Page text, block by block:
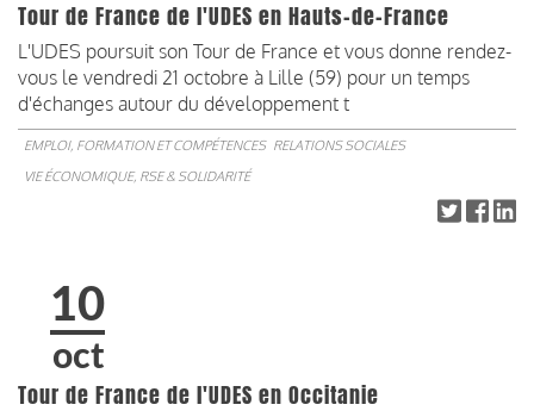
Tour de France de l'UDES en Hauts-de-France
L'UDES poursuit son Tour de France et vous donne rendez-
vous le vendredi 21 octobre à Lille (59) pour un temps
d'échanges autour du développement t
EMPLOI, FORMATION ET COMPÉTENCES RELATIONS SOCIALES
VIE ÉCONOMIQUE, RSE & SOLIDARITÉ
10
oct
Tour de France de l'UDES en Occitanie